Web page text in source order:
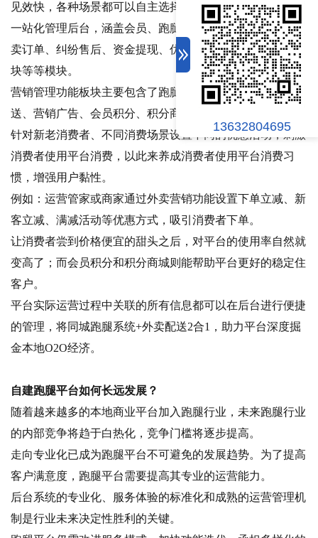
13632804695
见效快，各种场景都可以自主选择服务。
一站化管理后台，涵盖会员、跑腿员、商家、跑腿订单、外
卖订单、纠纷售后、资金提现、优惠券、系统配置、营销模
块等等模块。
营销管理功能板块主要包含了跑腿营销、外卖营销、充值赠
送、营销广告、会员积分、积分商城等功能。
针对新老消费者、不同消费场景设置不同的优惠活动，刺激
消费者使用平台消费，以此来养成消费者使用平台消费习
惯，增强用户黏性。
例如：运营管家或商家通过外卖营销功能设置下单立减、新
客立减、满减活动等优惠方式，吸引消费者下单。
让消费者尝到价格便宜的甜头之后，对平台的使用率自然就
变高了；而会员积分和积分商城则能帮助平台更好的稳定住
客户。
平台实际运营过程中关联的所有信息都可以在后台进行便捷
的管理，将同城跑腿系统+外卖配送2合1，助力平台深度掘
金本地O2O经济。
自建跑腿平台如何长远发展？
随着越来越多的本地商业平台加入跑腿行业，未来跑腿行业
的内部竞争将趋于白热化，竞争门槛将逐步提高。
走向专业化已成为跑腿平台不可避免的发展趋势。为了提高
客户满意度，跑腿平台需要提高其专业的运营能力。
后台系统的专业化、服务体验的标准化和成熟的运营管理机
制是行业未来决定性胜利的关键。